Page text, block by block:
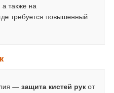
также на
требуется повышенный
— защита кистей рук от